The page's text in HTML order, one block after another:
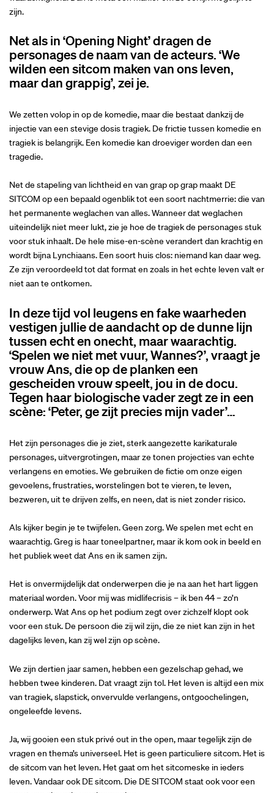
zijn.
Net als in ‘Opening Night’ dragen de
personages de naam van de acteurs. ‘We
wilden een sitcom maken van ons leven,
maar dan grappig’, zei je.
We zetten volop in op de komedie, maar die bestaat dankzij de
injectie van een stevige dosis tragiek. De frictie tussen komedie en
tragiek is belangrijk. Een komedie kan droeviger worden dan een
tragedie.
Net de stapeling van lichtheid en van grap op grap maakt DE
SITCOM op een bepaald ogenblik tot een soort nachtmerrie: die van
het permanente weglachen van alles. Wanneer dat weglachen
uiteindelijk niet meer lukt, zie je hoe de tragiek de personages stuk
voor stuk inhaalt. De hele mise-en-scène verandert dan krachtig en
wordt bijna Lynchiaans. Een soort huis clos: niemand kan daar weg.
Ze zijn veroordeeld tot dat format en zoals in het echte leven valt er
niet aan te ontkomen.
In deze tijd vol leugens en fake waarheden
vestigen jullie de aandacht op de dunne lijn
tussen echt en onecht, maar waarachtig.
‘Spelen we niet met vuur, Wannes?’, vraagt je
vrouw Ans, die op de planken een
gescheiden vrouw speelt, jou in de docu.
Tegen haar biologische vader zegt ze in een
scène: ‘Peter, ge zijt precies mijn vader’…
Het zijn personages die je ziet, sterk aangezette karikaturale
personages, uitvergrotingen, maar ze tonen projecties van echte
verlangens en emoties. We gebruiken de fictie om onze eigen
gevoelens, frustraties, worstelingen bot te vieren, te leven,
bezweren, uit te drijven zelfs, en neen, dat is niet zonder risico.
Als kijker begin je te twijfelen. Geen zorg. We spelen met echt en
waarachtig. Greg is haar toneelpartner, maar ik kom ook in beeld en
het publiek weet dat Ans en ik samen zijn.
Het is onvermijdelijk dat onderwerpen die je na aan het hart liggen
materiaal worden. Voor mij was midlifecrisis – ik ben 44 – zo’n
onderwerp. Wat Ans op het podium zegt over zichzelf klopt ook
voor een stuk. De persoon die zij wil zijn, die ze niet kan zijn in het
dagelijks leven, kan zij wel zijn op scène.
We zijn dertien jaar samen, hebben een gezelschap gehad, we
hebben twee kinderen. Dat vraagt zijn tol. Het leven is altijd een mix
van tragiek, slapstick, onvervulde verlangens, ontgoochelingen,
ongeleefde levens.
Ja, wij gooien een stuk privé out in the open, maar tegelijk zijn de
vragen en thema’s universeel. Het is geen particuliere sitcom. Het is
de sitcom van het leven. Het gaat om het sitcomeske in ieders
leven. Vandaar ook DE sitcom. Die DE SITCOM staat ook voor een